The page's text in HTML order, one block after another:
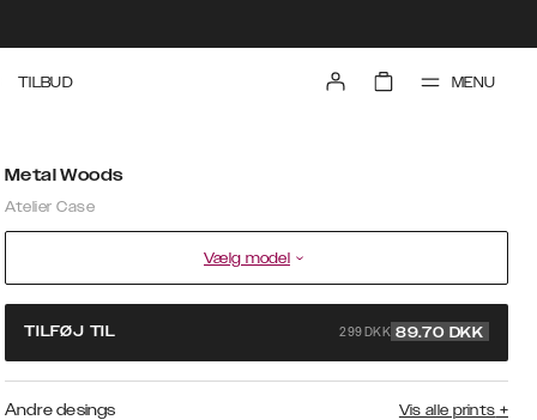
TILBUD MENU
Metal Woods
Atelier Case
Vælg model
TILFØJ TIL 299 DKK 89.70 DKK
Andre desings Vis alle prints +